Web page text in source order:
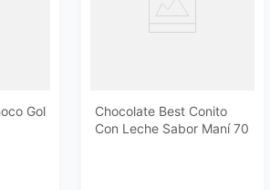
Gol
Chocolate Best Conito
Con Leche Sabor Maní 70